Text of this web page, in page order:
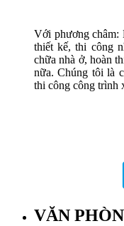
Với phương châm:
thiết kế, thi công
chữa nhà ở, hoàn
nữa. Chúng tôi là
thi công công trình
VĂN